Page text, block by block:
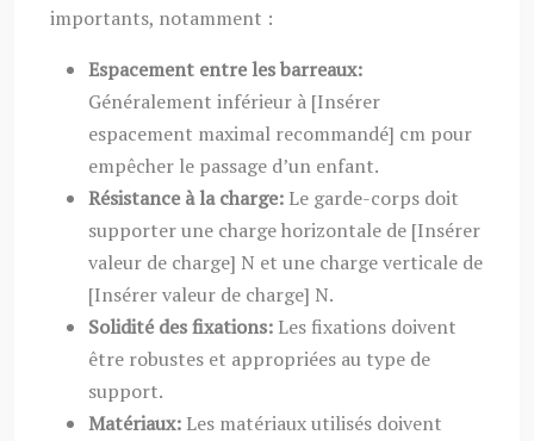
importants, notamment :
Espacement entre les barreaux:
Généralement inférieur à [Insérer
espacement maximal recommandé] cm pour
empêcher le passage d’un enfant.
Résistance à la charge: Le garde-corps doit
supporter une charge horizontale de [Insérer
valeur de charge] N et une charge verticale de
[Insérer valeur de charge] N.
Solidité des fixations: Les fixations doivent
être robustes et appropriées au type de
support.
Matériaux: Les matériaux utilisés doivent